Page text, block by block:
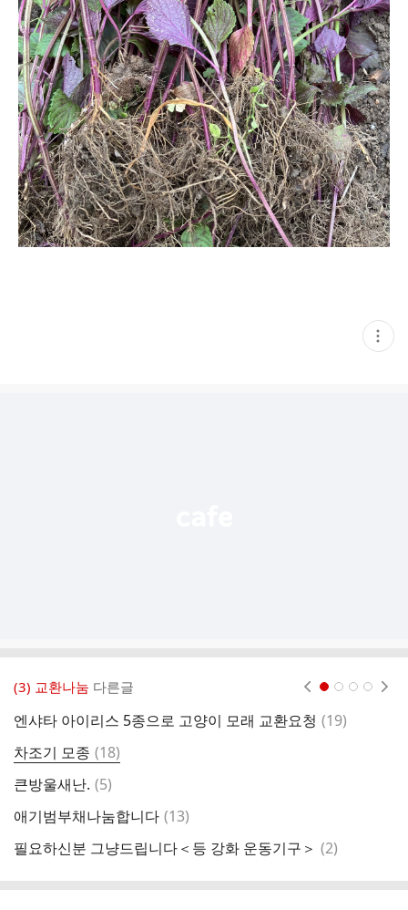
현
재
(3) 교환나눔 다른글
엔샤타 아이리스 5종으로 고양이 모래 교환요청 댓
(19)
차조기 모종 댓
글
(18)
큰방울새난. 댓
(5)
애기범부채나눔합니다 댓
(13)
필요하신분 그냥드립니다＜등 강화 운동기구＞ 댓
(2)